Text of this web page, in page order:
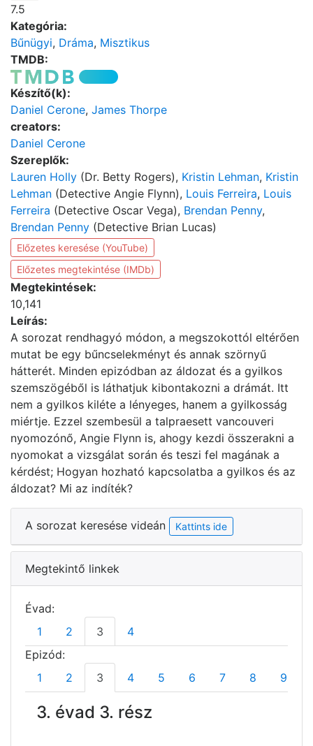
7.5
Kategória:
Bűnügyi, Dráma, Misztikus
TMDB:
Készítő(k):
Daniel Cerone, James Thorpe
creators:
Daniel Cerone
Szereplők:
Lauren Holly (Dr. Betty Rogers), Kristin Lehman, Kristin
Lehman (Detective Angie Flynn), Louis Ferreira, Louis
Ferreira (Detective Oscar Vega), Brendan Penny,
Brendan Penny (Detective Brian Lucas)
Előzetes keresése (YouTube)
Előzetes megtekintése (IMDb)
Megtekintések:
10,141
Leírás:
A sorozat rendhagyó módon, a megszokottól eltérően
mutat be egy bűncselekményt és annak szörnyű
hátterét. Minden epizódban az áldozat és a gyilkos
szemszögéből is láthatjuk kibontakozni a drámát. Itt
nem a gyilkos kiléte a lényeges, hanem a gyilkosság
miértje. Ezzel szembesül a talpraesett vancouveri
nyomozónő, Angie Flynn is, ahogy kezdi összerakni a
nyomokat a vizsgálat során és teszi fel magának a
kérdést; Hogyan hozható kapcsolatba a gyilkos és az
áldozat? Mi az indíték?
A sorozat keresése videán Kattints ide
Megtekintő linkek
Évad:
1
2 3
4
Epizód:
1
2 3 4 5 6 7 8 9
3. évad 3. rész